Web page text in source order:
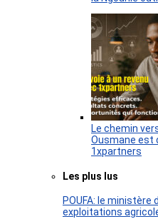
Le chemin
Ousmane est
1xpartners
Les plus lus
POUFA: le ministère
exploitations